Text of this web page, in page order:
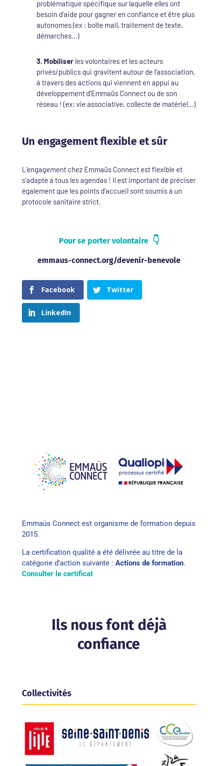
problématique spécifique sur laquelle elles ont
besoin d’aide pour gagner en confiance et être plus
autonomes (ex : boîte mail, traitement de texte,
démarches…)
3. Mobiliserles volontaires et les acteurs
privés/publics qui gravitent autour de l’association,
à travers des actions qui viennent en appui au
développement d’Emmaüs Connect ou de son
réseau ! (ex: vie associative, collecte de matériel…)
Un engagement flexible et sûr
L’engagement chez Emmaüs Connect est flexible et
s’adapte à tous les agendas ! Il est important de préciser
également que les points d’accueil sont soumis à un
protocole sanitaire strict.
Pour se porter volontaire 👇
emmaus-connect.org/devenir-benevole
Facebook Twitter
LinkedIn
Emmaüs Connect est organisme de formation depuis
2015.
La certification qualité a été délivrée au titre de la
catégorie d’action suivante : Actions de formation.
Consulter le certificat
Ils nous font déjà
confiance
Collectivités